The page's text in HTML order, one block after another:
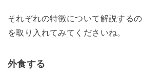
それぞれの特徴について解説する
を取り入れてみてくださいね。
外食する